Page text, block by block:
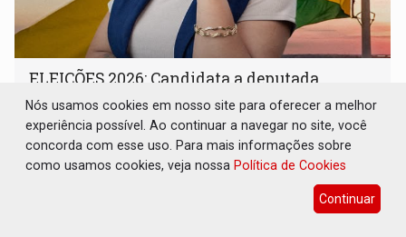
ELEIÇÕES 2026: Candidata a deputada
federal em Rondônia declara draga de
garimpo de R$ 2 mi
Eleições 2026 07 de Agosto de 2026 às 08:45
Tânia Sena é vice-presidente de uma associação de
Nós usamos cookies em nosso site para oferecer a melhor
experiência possível. Ao continuar a navegar no site, você
concorda com esse uso. Para mais informações sobre
como usamos cookies, veja nossa Política de Cookies
Continuar